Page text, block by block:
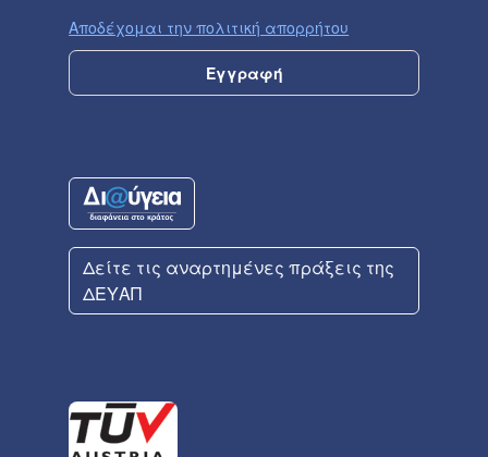
Αποδέχομαι την πολιτική απορρήτου
Δείτε τις αναρτημένες πράξεις της
ΔΕΥΑΠ